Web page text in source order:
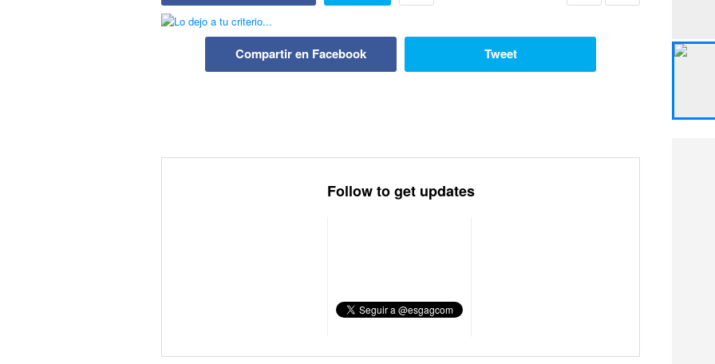
Compartir en Facebook Tweet
Follow to get updates